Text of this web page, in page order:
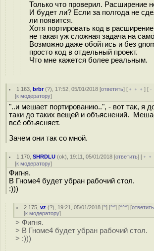
Только что проверил. Расширение
И будет ли? Если за полгода не
ли появится.
Хотя портировать код в
не такая уж сложная задача на
Возможно даже обойтись и без
просто код в отдельный проект.
Что мне кажется более реальным.
1.163 ,brbr(?), 17:52, 05/01/2018 [ответить] [ ﹢﹢﹢] [ ·
[к модератору]
"..и мешает портированию..", - вот так, я
таки до таких вещей и объяснений.
всё объясняет.
Зачем они так со мной.
1.170 ,SHRDLU (ok), 19:11, 05/01/2018 [ответить] [
[к модератору]
Фигня.
В Гноме4 будет убран рабочий стол.
:)))
2.175 ,vz (?), 19:21, 05/01/2018 [^] [^^] [^^^] [ответить
[к модератору]
> Фигня.
> В Гноме4 будет убран рабочий стол.
> :)))